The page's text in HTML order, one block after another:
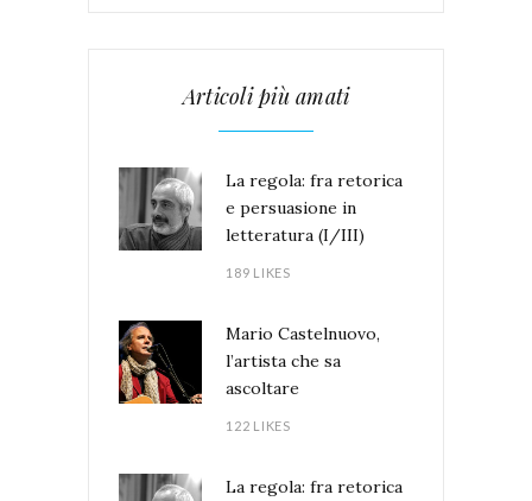
Articoli più amati
La regola: fra retorica
e persuasione in
letteratura (I/III)
189 LIKES
Mario Castelnuovo,
l’artista che sa
ascoltare
122 LIKES
La regola: fra retorica